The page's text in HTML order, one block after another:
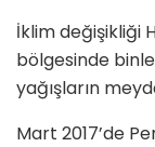
İklim değişikliği
bölgesinde
yağışların
Mart 2017’de